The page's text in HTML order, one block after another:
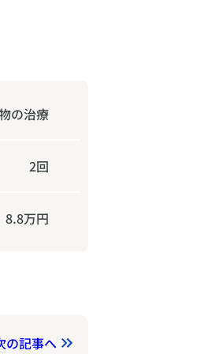
の治療
2回
8.8万円
の記事へ